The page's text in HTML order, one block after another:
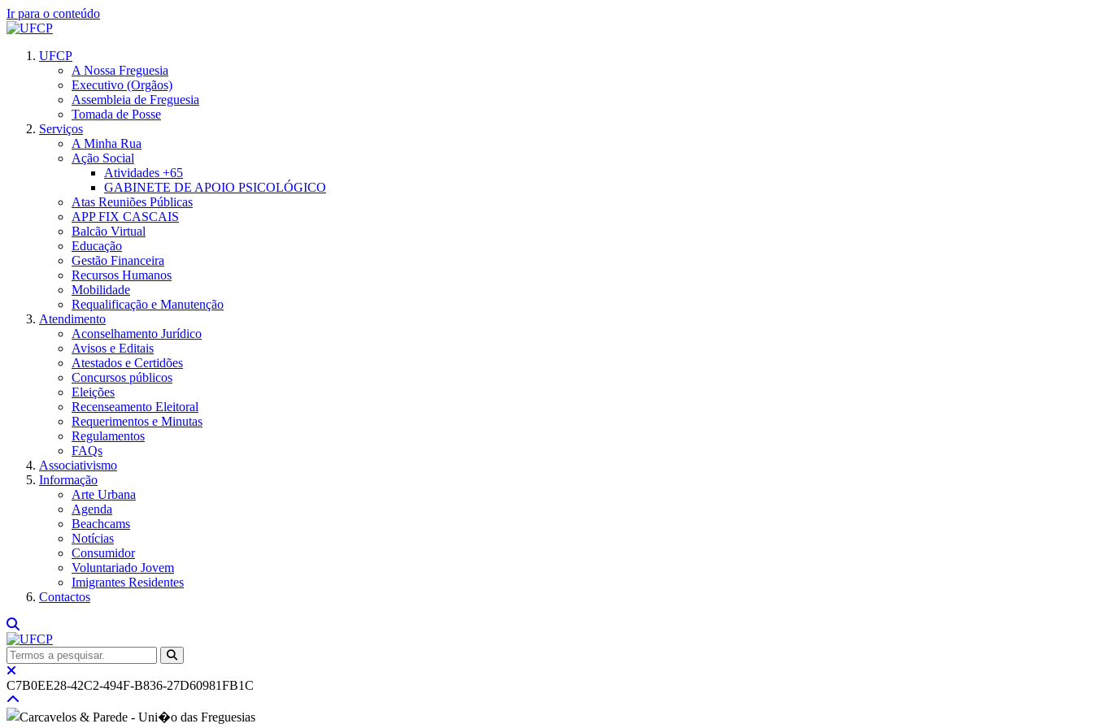
Ir para o conteúdo
UFCP
A Nossa Freguesia
Executivo (Orgãos)
Assembleia de Freguesia
Tomada de Posse
Serviços
A Minha Rua
Ação Social
Atividades +65
GABINETE DE APOIO PSICOLÓGICO
Atas Reuniões Públicas
APP FIX CASCAIS
Balcão Virtual
Educação
Gestão Financeira
Recursos Humanos
Mobilidade
Requalificação e Manutenção
Atendimento
Aconselhamento Jurídico
Avisos e Editais
Atestados e Certidões
Concursos públicos
Eleições
Recenseamento Eleitoral
Requerimentos e Minutas
Regulamentos
FAQs
Associativismo
Informação
Arte Urbana
Agenda
Beachcams
Notícias
Consumidor
Voluntariado Jovem
Imigrantes Residentes
Contactos
C7B0EE28-42C2-494F-B836-27D60981FB1C